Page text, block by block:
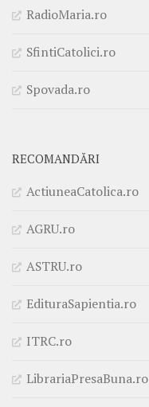
RadioMaria.ro
SfintiCatolici.ro
Spovada.ro
RECOMANDĂRI
ActiuneaCatolica.ro
AGRU.ro
ASTRU.ro
EdituraSapientia.ro
ITRC.ro
LibrariaPresaBuna.ro